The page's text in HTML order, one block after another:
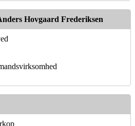
Hovgaard Frederiksen